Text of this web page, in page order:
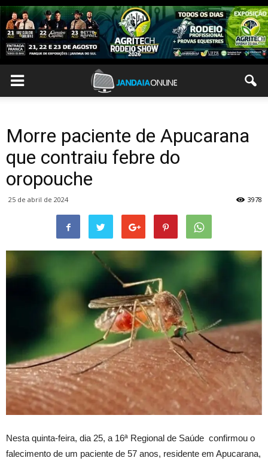
Morre paciente de Apucarana
que contraiu febre do
oropouche
25 de abril de 2024 3978
Nesta quinta-feira, dia 25, a 16ª Regional de Saúde confirmou o
falecimento de um paciente de 57 anos, residente em Apucarana,